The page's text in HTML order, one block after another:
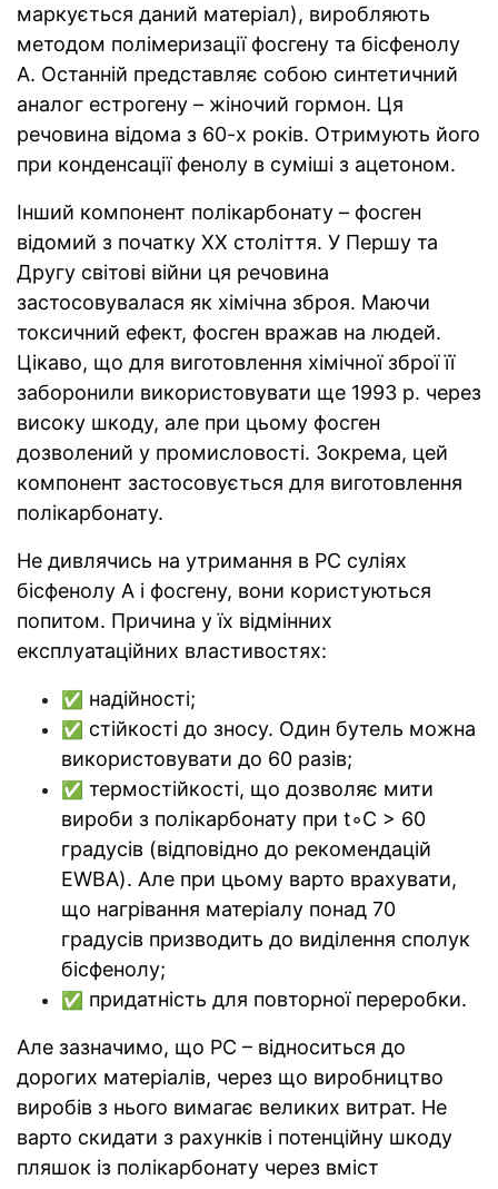
маркується даний матеріал), виробляють
методом полімеризації фосгену та бісфенолу
А. Останній представляє собою синтетичний
аналог естрогену – жіночий гормон. Ця
речовина відома з 60-х років. Отримують його
при конденсації фенолу в суміші з ацетоном.
Інший компонент полікарбонату – фосген
відомий з початку ХХ століття. У Першу та
Другу світові війни ця речовина
застосовувалася як хімічна зброя. Маючи
токсичний ефект, фосген вражав на людей.
Цікаво, що для виготовлення хімічної зброї її
заборонили використовувати ще 1993 р. через
високу шкоду, але при цьому фосген
дозволений у промисловості. Зокрема, цей
компонент застосовується для виготовлення
полікарбонату.
Не дивлячись на утримання в РС суліях
бісфенолу А і фосгену, вони користуються
попитом. Причина у їх відмінних
експлуатаційних властивостях:
✅ надійності;
✅ стійкості до зносу. Один бутель можна
використовувати до 60 разів;
✅ термостійкості, що дозволяє мити
вироби з полікарбонату при t◦С > 60
градусів (відповідно до рекомендацій
EWBA). Але при цьому варто врахувати,
що нагрівання матеріалу понад 70
градусів призводить до виділення сполук
бісфенолу;
✅ придатність для повторної переробки.
Але зазначимо, що РС – відноситься до
дорогих матеріалів, через що виробництво
виробів з нього вимагає великих витрат. Не
варто скидати з рахунків і потенційну шкоду
пляшок із полікарбонату через вміст